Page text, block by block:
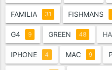
FAMILIA 31 FISHMANS
G4 9 GREEN 48
IPHONE 4 MAC 9